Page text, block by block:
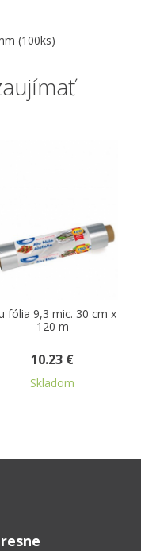
(100ks)
fólia 9,3 mic. 30 cm x
120 m
10.23 €
Skladom